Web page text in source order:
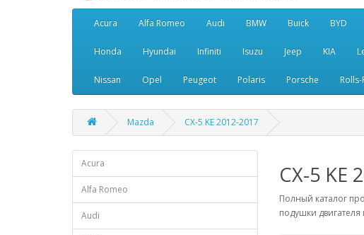
Acura Alfa Romeo Audi BMW Buick BYD
Honda Hyundai Infiniti Isuzu Jeep KIA
Nissan Opel Peugeot Polaris Porsche
Mazda CX-5 KE 2012-2017
Acura
Alfa Romeo
Audi
CX-5 KE
Полный каталог
подушки